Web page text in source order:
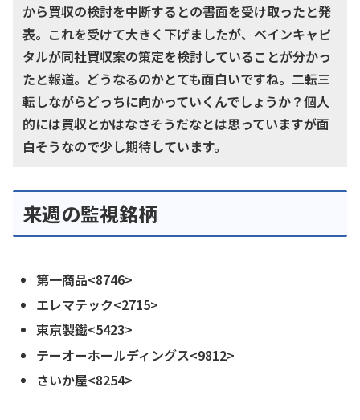
から買収の検討を中断するとの書面を受け取ったと発
表。これを受けて大きく下げましたが、ベインキャピ
タルが同社買収案の策定を検討していることが分かっ
たと報道。どうなるのかとても面白いですね。二転三
転しながらどっちに向かっていくんでしょうか？個人
的には買収とかはなさそうだなとは思っていますが面
白そうなので少し期待しています。
来週の監視銘柄
第一商品<8746>
エレマテック<2715>
東京製鐵<5423>
テーオーホールディングス<9812>
さいか屋<8254>